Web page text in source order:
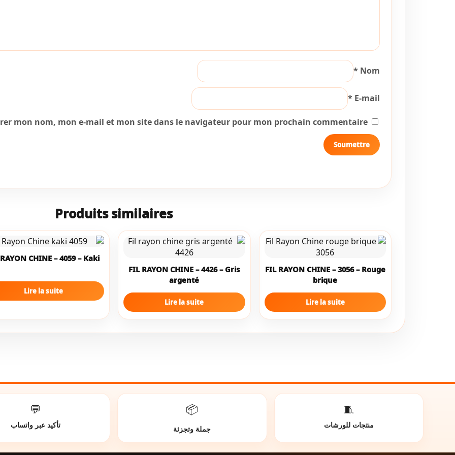
Nom
*
E-mail
*
mon nom, mon e-mail et mon site dans le navigateur pour mon prochain commentaire.
Produits similaires
FIL RAYON CHINE – 3056 – Rouge
brique
Lire la suite
FIL RAYON CHINE – 4426 – Gris
argenté
Lire la suite
CHINE – 4059 – Kaki
Lire la suite
🧵
منتجات للورشات
📦
جملة وتجزئة
💬
تأكيد عبر واتساب